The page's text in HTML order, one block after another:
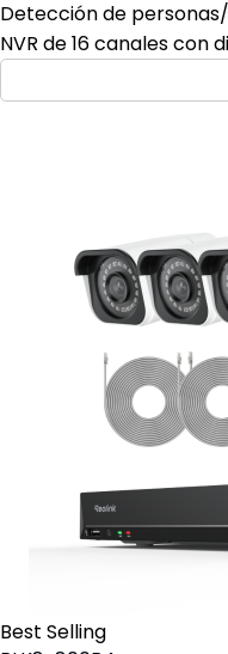
Detección de
NVR de 16 canales con
Best Selling